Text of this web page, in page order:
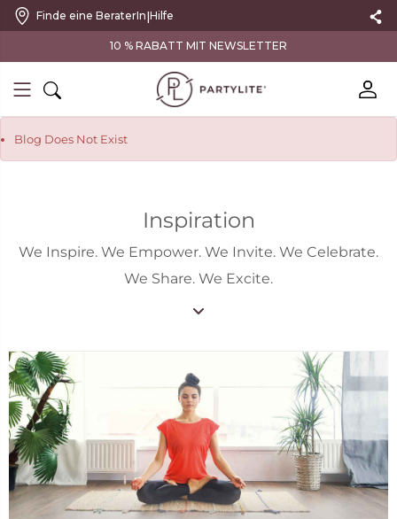
Finde eine BeraterIn|Hilfe
VERSANDKOSTENFREI AB 100 €
Blog Does Not Exist
Inspiration
We Inspire. We Empower. We Invite. We Celebrate.
We Share. We Excite.